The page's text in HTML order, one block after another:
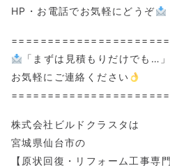
HP・お電話でお気軽にどうぞ
「まずは見積もりだけでも…
お気軽にご連絡ください
株式会社ビルドクラスタは
宮城県仙台市の
【原状回復・リフォーム工事専